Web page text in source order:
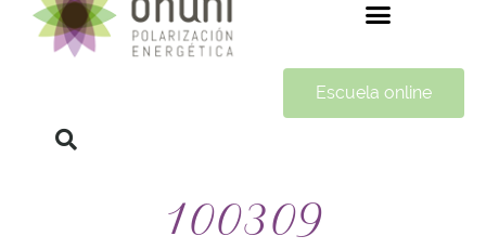
Escuela online
100309